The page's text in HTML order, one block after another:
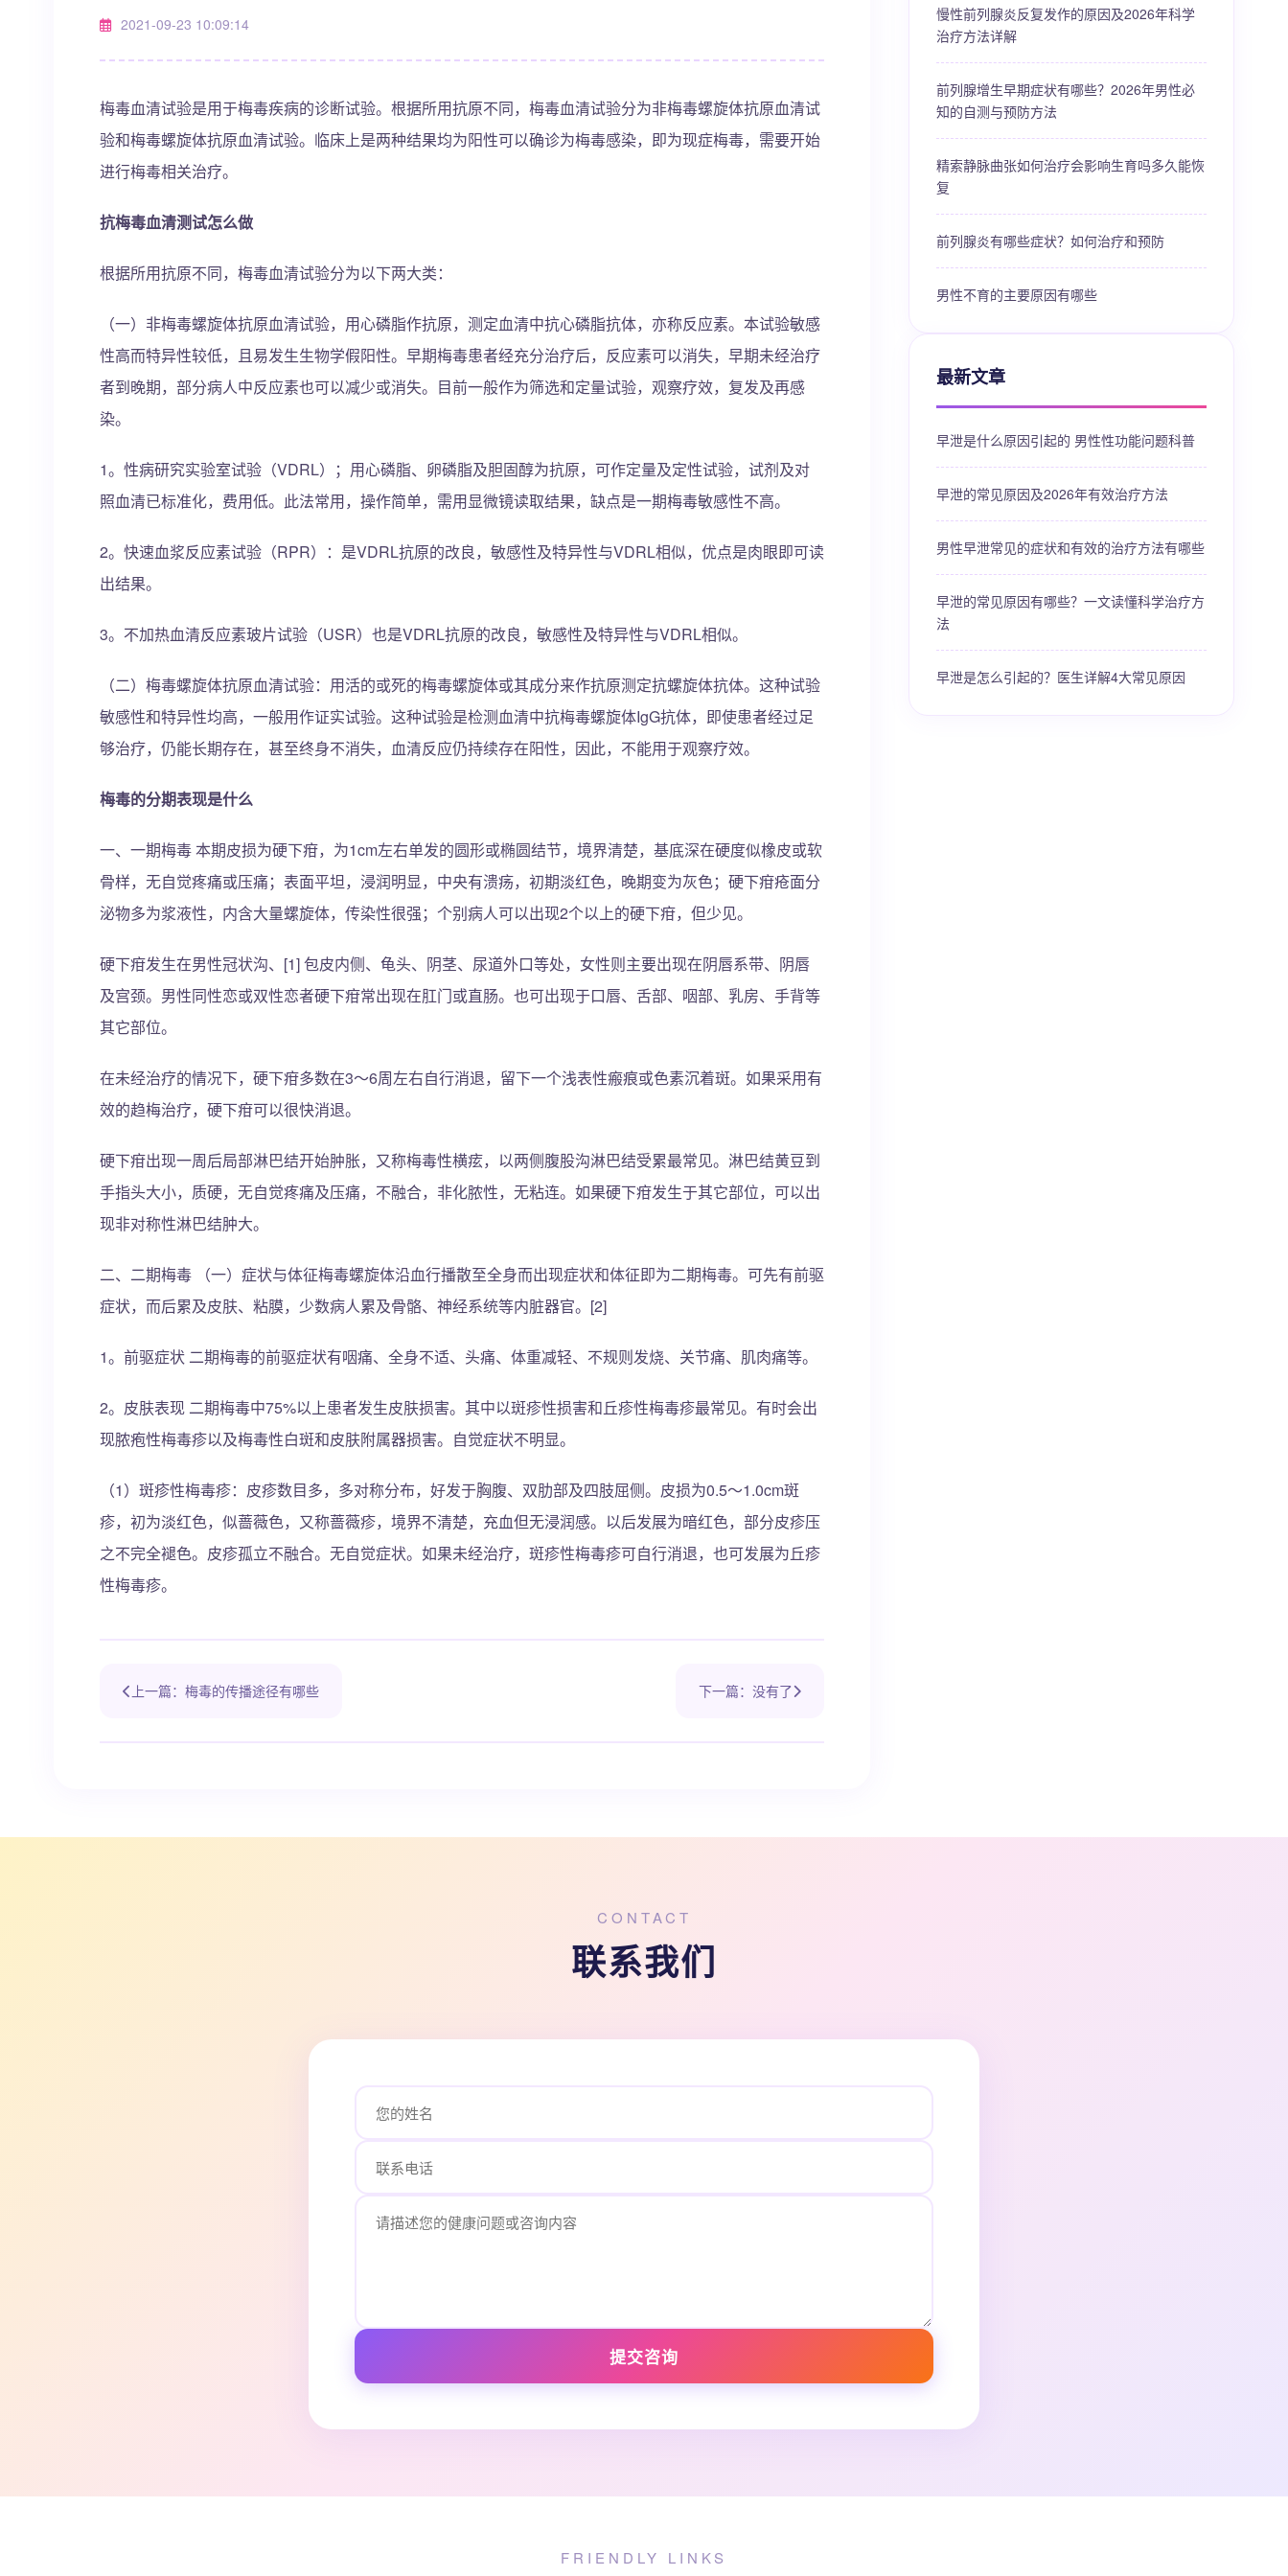
2021-09-23 10:09:14
梅毒血清试验是用于梅毒疾病的诊断试验。根据所用抗原不同，梅毒血清试验分为非梅毒螺旋体抗原血清试
验和梅毒螺旋体抗原血清试验。临床上是两种结果均为阳性可以确诊为梅毒感染，即为现症梅毒，需要开始
进行梅毒相关治疗。
抗梅毒血清测试怎么做
根据所用抗原不同，梅毒血清试验分为以下两大类：
（一）非梅毒螺旋体抗原血清试验，用心磷脂作抗原，测定血清中抗心磷脂抗体，亦称反应素。本试验敏感
性高而特异性较低，且易发生生物学假阳性。早期梅毒患者经充分治疗后，反应素可以消失，早期未经治疗
者到晚期，部分病人中反应素也可以减少或消失。目前一般作为筛选和定量试验，观察疗效，复发及再感
染。
1。性病研究实验室试验（VDRL）；用心磷脂、卵磷脂及胆固醇为抗原，可作定量及定性试验，试剂及对
照血清已标准化，费用低。此法常用，操作简单，需用显微镜读取结果，缺点是一期梅毒敏感性不高。
2。快速血浆反应素试验（RPR）：是VDRL抗原的改良，敏感性及特异性与VDRL相似，优点是肉眼即可读
出结果。
3。不加热血清反应素玻片试验（USR）也是VDRL抗原的改良，敏感性及特异性与VDRL相似。
（二）梅毒螺旋体抗原血清试验：用活的或死的梅毒螺旋体或其成分来作抗原测定抗螺旋体抗体。这种试验
敏感性和特异性均高，一般用作证实试验。这种试验是检测血清中抗梅毒螺旋体IgG抗体，即使患者经过足
够治疗，仍能长期存在，甚至终身不消失，血清反应仍持续存在阳性，因此，不能用于观察疗效。
梅毒的分期表现是什么
一、一期梅毒 本期皮损为硬下疳，为1cm左右单发的圆形或椭圆结节，境界清楚，基底深在硬度似橡皮或软
骨样，无自觉疼痛或压痛；表面平坦，浸润明显，中央有溃疡，初期淡红色，晚期变为灰色；硬下疳疮面分
泌物多为浆液性，内含大量螺旋体，传染性很强；个别病人可以出现2个以上的硬下疳，但少见。
硬下疳发生在男性冠状沟、[1] 包皮内侧、龟头、阴茎、尿道外口等处，女性则主要出现在阴唇系带、阴唇
及宫颈。男性同性恋或双性恋者硬下疳常出现在肛门或直肠。也可出现于口唇、舌部、咽部、乳房、手背等
其它部位。
在未经治疗的情况下，硬下疳多数在3～6周左右自行消退，留下一个浅表性瘢痕或色素沉着斑。如果采用有
效的趋梅治疗，硬下疳可以很快消退。
硬下疳出现一周后局部淋巴结开始肿胀，又称梅毒性横痃，以两侧腹股沟淋巴结受累最常见。淋巴结黄豆到
手指头大小，质硬，无自觉疼痛及压痛，不融合，非化脓性，无粘连。如果硬下疳发生于其它部位，可以出
现非对称性淋巴结肿大。
二、二期梅毒 （一）症状与体征梅毒螺旋体沿血行播散至全身而出现症状和体征即为二期梅毒。可先有前驱
症状，而后累及皮肤、粘膜，少数病人累及骨骼、神经系统等内脏器官。[2]
1。前驱症状 二期梅毒的前驱症状有咽痛、全身不适、头痛、体重减轻、不规则发烧、关节痛、肌肉痛等。
2。皮肤表现 二期梅毒中75%以上患者发生皮肤损害。其中以斑疹性损害和丘疹性梅毒疹最常见。有时会出
现脓疱性梅毒疹以及梅毒性白斑和皮肤附属器损害。自觉症状不明显。
（1）斑疹性梅毒疹：皮疹数目多，多对称分布，好发于胸腹、双肋部及四肢屈侧。皮损为0.5～1.0cm斑
疹，初为淡红色，似蔷薇色，又称蔷薇疹，境界不清楚，充血但无浸润感。以后发展为暗红色，部分皮疹压
之不完全褪色。皮疹孤立不融合。无自觉症状。如果未经治疗，斑疹性梅毒疹可自行消退，也可发展为丘疹
性梅毒疹。
上一篇：梅毒的传播途径有哪些 下一篇：没有了
慢性前列腺炎反复发作的原因及2026年科学
治疗方法详解
前列腺增生早期症状有哪些？2026年男性必
知的自测与预防方法
精索静脉曲张如何治疗会影响生育吗多久能恢
复
前列腺炎有哪些症状？如何治疗和预防
男性不育的主要原因有哪些
最新文章
早泄是什么原因引起的 男性性功能问题科普
早泄的常见原因及2026年有效治疗方法
男性早泄常见的症状和有效的治疗方法有哪些
早泄的常见原因有哪些？一文读懂科学治疗方
法
早泄是怎么引起的？医生详解4大常见原因
CONTACT
联系我们
提交咨询
FRIENDLY LINKS